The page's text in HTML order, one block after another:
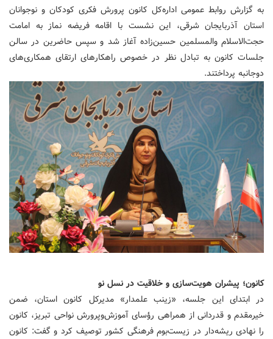
به گزارش روابط عمومی اداره‌کل کانون پرورش فکری کودکان و نوجوانان
استان آذربایجان شرقی، این نشست با اقامه فریضه نماز به امامت
حجت‌الاسلام والمسلمین حسین‌زاده آغاز شد و سپس حاضرین در سالن
جلسات کانون به تبادل نظر در خصوص راهکارهای ارتقای همکاری‌های
دوجانبه پرداختند.
کانون؛ پیشران هویت‌سازی و خلاقیت در نسل نو
در ابتدای این جلسه، «زینب علمدار» مدیرکل کانون استان، ضمن
خیرمقدم و قدردانی از همراهی رؤسای آموزش‌وپرورش نواحی تبریز، کانون
را نهادی ریشه‌دار در زیست‌بوم فرهنگی کشور توصیف کرد و گفت: کانون